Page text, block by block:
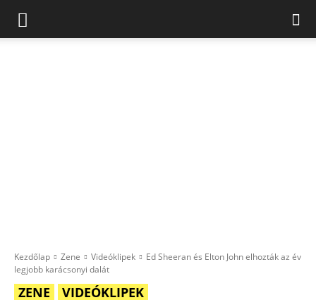
Kezdőlap Zene Videóklipek
Ed Sheeran és Elton John elhozták az év
legjobb karácsonyi dalát
ZENE VIDEÓKLIPEK